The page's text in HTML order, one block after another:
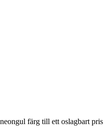
färg till ett oslagbart pris